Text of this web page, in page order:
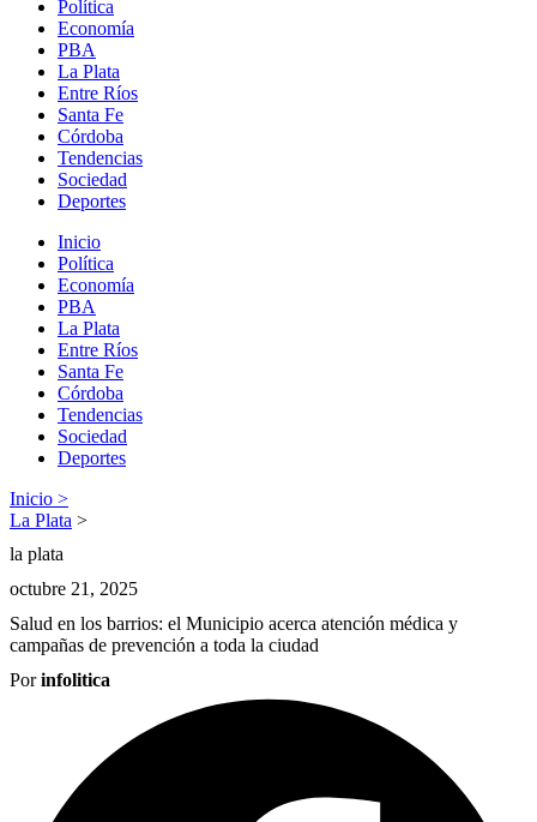
Política
Economía
PBA
La Plata
Entre Ríos
Santa Fe
Córdoba
Tendencias
Sociedad
Deportes
Inicio
Política
Economía
PBA
La Plata
Entre Ríos
Santa Fe
Córdoba
Tendencias
Sociedad
Deportes
Inicio >
La Plata >
la plata
octubre 21, 2025
Salud en los barrios: el Municipio acerca atención médica y
campañas de prevención a toda la ciudad
Porinfolitica